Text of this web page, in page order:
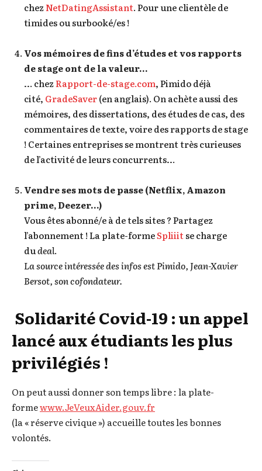
chezNetDatingAssistant. Pour une clientèle de
timides ou surbooké/es !
Vos mémoires de fins d’études et vos rapports
de stage ont de la valeur…
… chezRapport-de-stage.com, Pimido déjà
cité, GradeSaver(en anglais). On achète aussi des
mémoires, des dissertations, des études de cas, des
commentaires de texte, voire des rapports de stage
! Certaines entreprises se montrent très curieuses
de l’activité de leurs concurrents…
Vendre ses mots de passe (Netflix, Amazon
prime, Deezer…)
Vous êtes abonné/e à de tels sites ? Partagez
l’abonnement ! La plate-formeSpliiitse charge
dudeal.
La source intéressée des infos est Pimido, Jean-Xavier
Bersot, son cofondateur.
Solidarité Covid-19 : un appel
lancé aux étudiants les plus
privilégiés !
On peut aussi donner son temps libre : la plate-
formewww.JeVeuxAider.gouv.fr
(la « réserve civique ») accueille toutes les bonnes
volontés.